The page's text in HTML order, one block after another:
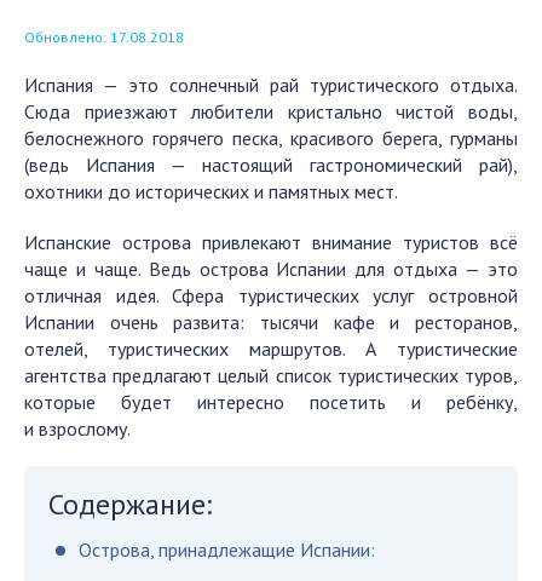
Обновлено: 17.08.2018
Испания — это солнечный рай туристического отдыха.
Сюда приезжают любители кристально чистой воды,
белоснежного горячего песка, красивого берега, гурманы
(ведь Испания — настоящий гастрономический рай),
охотники до исторических и памятных мест.
Испанские острова привлекают внимание туристов всё
чаще и чаще. Ведь острова Испании для отдыха — это
отличная идея. Сфера туристических услуг островной
Испании очень развита: тысячи кафе и ресторанов,
отелей, туристических маршрутов. А туристические
агентства предлагают целый список туристических туров,
которые будет интересно посетить и ребёнку,
и взрослому.
Содержание:
Острова, принадлежащие Испании: